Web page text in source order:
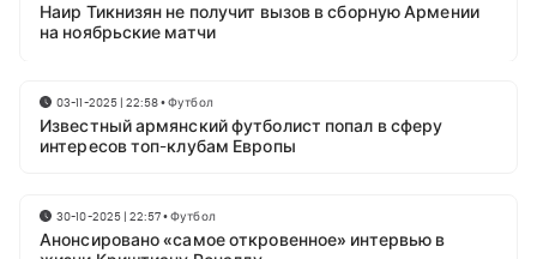
Наир Тикнизян не получит вызов в сборную Армении
на ноябрьские матчи
03-11-2025 | 22:58•Футбол
Известный армянский футболист попал в сферу
интересов топ-клубам Европы
30-10-2025 | 22:57•Футбол
Анонсировано «самое откровенное» интервью в